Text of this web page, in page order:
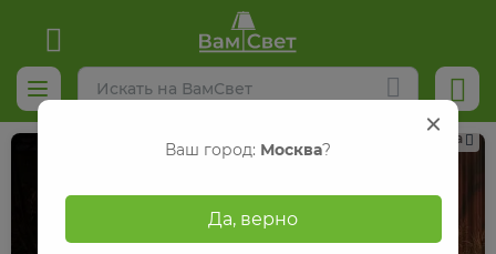
Реклама
Ваш город: Москва?
Да, верно